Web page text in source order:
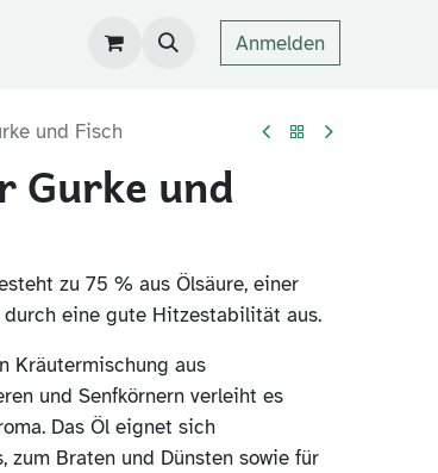
Anmelden
und Fisch
Gurke und
zu 75 % aus Ölsäure, einer
eine gute Hitzestabilität aus.
Kräutermischung aus
und Senfkörnern verleiht es
Das Öl eignet sich
zum Braten und Dünsten sowie für